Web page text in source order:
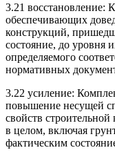
3.21 восстановление:
обеспечивающих
конструкций,
состояние, до уровня
определяемого
нормативных
3.22 усиление:
повышение несущей
свойств
в целом, включая
фактическим